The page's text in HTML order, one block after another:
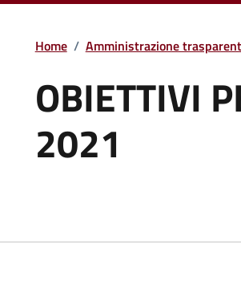
Home / Amministrazione
OBIETTIVI
2021